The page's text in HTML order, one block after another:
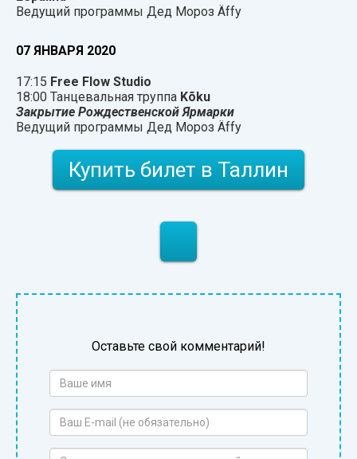
Ведущий программы Дед Мороз Äffy
07 ЯНВАРЯ 2020
17:15 Free Flow Studio
18:00 Танцевальная труппа Kõku
Закрытие Рождественской Ярмарки
Ведущий программы Дед Мороз Äffy
Купить билет в Таллин
Оставьте свой комментарий!